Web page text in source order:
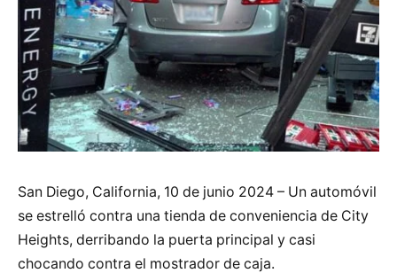
San Diego, California, 10 de junio 2024 – Un automóvil
se estrelló contra una tienda de conveniencia de City
Heights, derribando la puerta principal y casi
chocando contra el mostrador de caja.